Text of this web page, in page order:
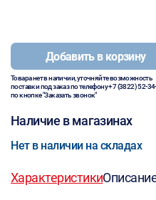
Добавить в корзину
Товара нет в наличии, уточняйте возможность
поставки под заказ по телефону+7 (3822) 52-
по кнопке "Заказать звонок"
Наличие в магазинах
Нет в наличии на складах
Характеристики